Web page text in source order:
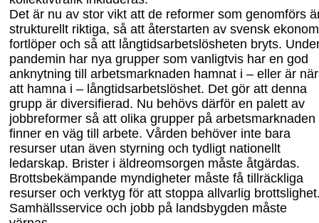
Det är nu av stor vikt att de reformer som genomförs
strukturellt riktiga, så att återstarten av svensk
fortlöper och så att långtidsarbetslösheten bryts.
pandemin har nya grupper som vanligtvis har en god
anknytning till arbetsmarknaden hamnat i – eller är
att hamna i – långtidsarbetslöshet. Det gör att denna
grupp är diversifierad. Nu behövs därför en palett av
jobbreformer så att olika grupper på arbetsmarknaden
finner en väg till arbete. Vården behöver inte bara
resurser utan även styrning och tydligt nationellt
ledarskap. Brister i äldreomsorgen måste åtgärdas.
Brottsbekämpande myndigheter måste få tillräckliga
resurser och verktyg för att stoppa allvarlig
Samhällsservice och jobb på landsbygden måste